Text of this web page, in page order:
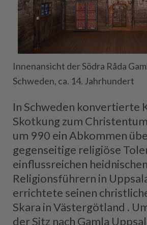
Innenansicht der Södra Råda
Schweden, ca. 14. Jahrhundert
In Schweden konvertierte
Skotkung zum
um 990 ein Abkommen
gegenseitige religiöse
einflussreichen heidnischen
Religionsführern in
errichtete seinen
Skara in Västergötland .
der Sitz nach Gamla